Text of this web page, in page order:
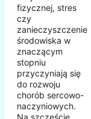
fizycznej, stres
czy
zanieczyszczenie
środowiska w
znaczącym
stopniu
przyczyniają się
do rozwoju
chorób sercowo-
naczyniowych.